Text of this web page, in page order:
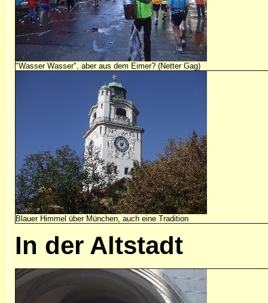
"Wasser Wasser", aber aus dem Eimer? (Netter Gag)
Blauer Himmel über München, auch eine Tradition
In der Altstadt